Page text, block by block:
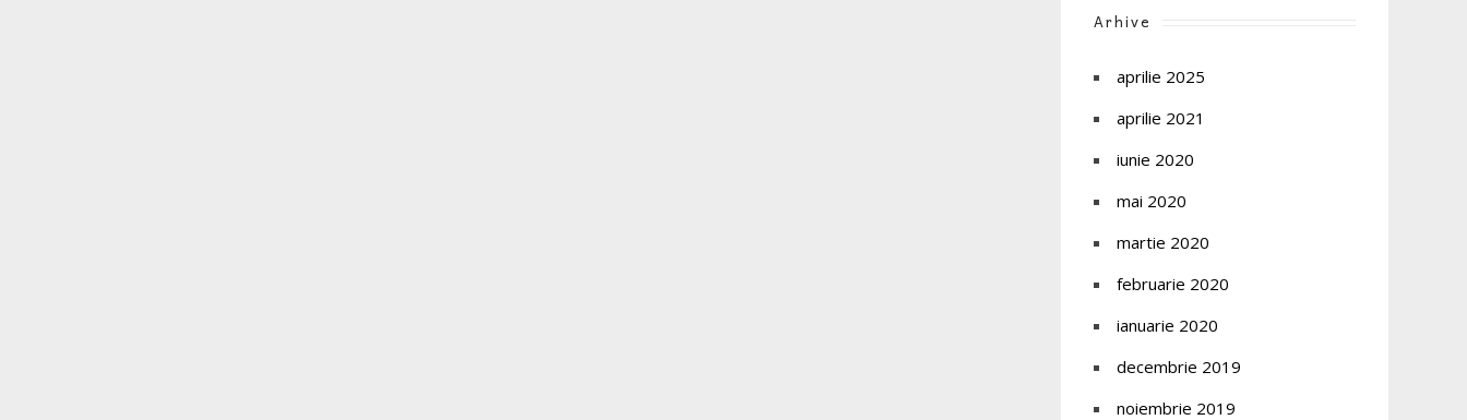
Arhive
aprilie 2025
aprilie 2021
iunie 2020
mai 2020
martie 2020
februarie 2020
ianuarie 2020
decembrie 2019
noiembrie 2019